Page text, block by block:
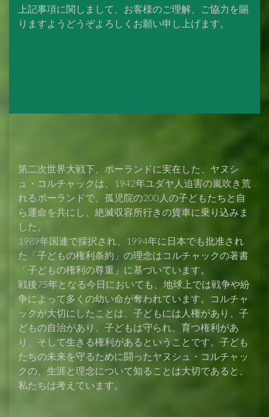
上記事項に関しまして、お客様のご理解、ご協力を賜
りますようどうぞよろしくお願い申し上げます。
第二次世界大戦下、ポーランドに実在した、ヤヌシ
ュ・コルチャックは、1942年ユダヤ人迫害の嵐吹き荒
れるポーランドで、孤児院の200人の子どもたちと自
ら運命を共にし、絶滅収容所行きの貨車に乗り込みま
した。
1989年国連で採択され、1994年に日本でも批准され
た「子どもの権利条約」の理念はコルチャックの著書
「子どもの権利の尊重」に基づいています。
戦後75年となる今日においても、地球上では戦争や紛
争によって多くの幼い命が奪われています。コルチャ
ックが大切にしたことは、子どもには人権があり、子
どもの自治があり、子どもは守られ、育つ権利があ
り、そして生きる権利があるということです。子ども
たちの未来を守るために闘ったヤヌシュ・コルチャッ
クの、生涯と理念について知ることは大切であると、
私たちは考えています。